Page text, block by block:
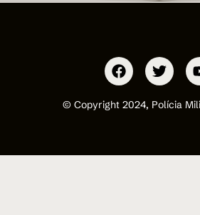
© Copyright 2024, Polícia